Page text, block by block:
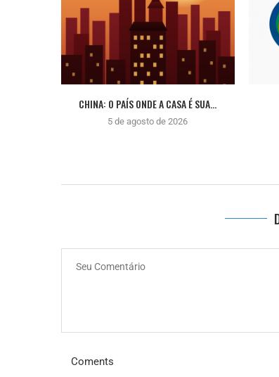
CHINA: O PAÍS ONDE A CASA É SUA...
5 de agosto de 2026
Coments